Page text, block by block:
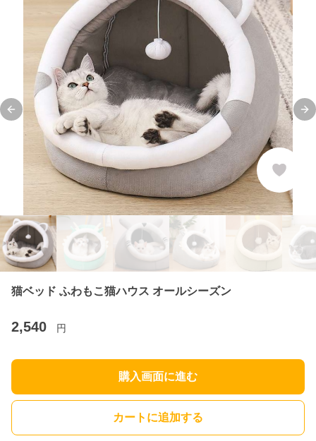
Previous slide
猫ベッド ふわもこ猫ハウス オールシーズン
2,540 円
購入画面に進む
カートに追加する